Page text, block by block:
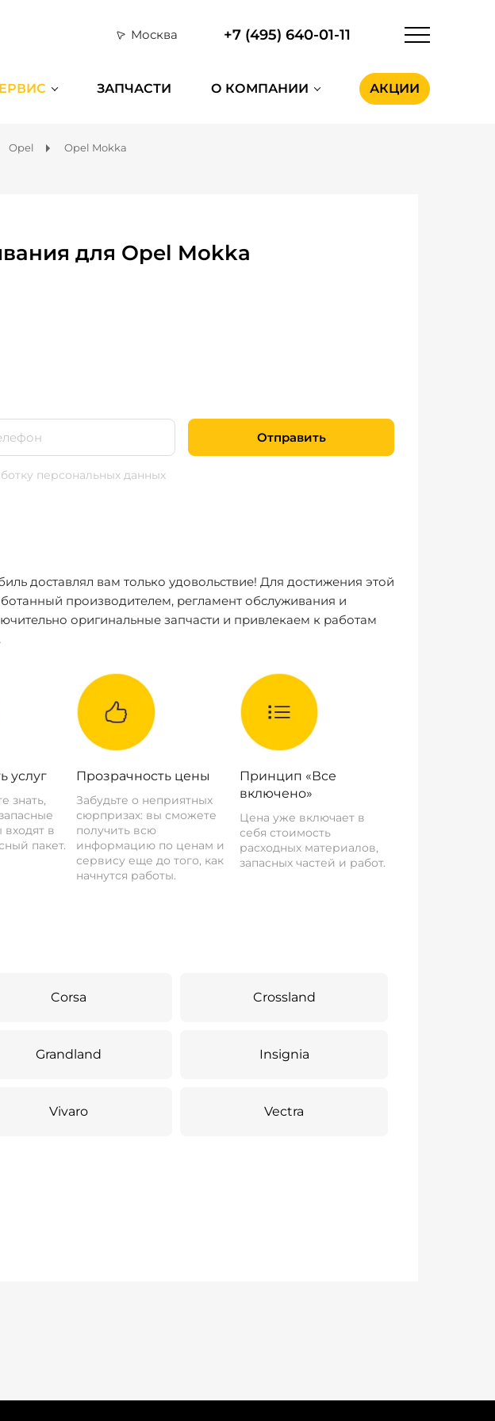
Москва +7 (495) 640-01-11
ЗАПЧАСТИ О КОМПАНИИ АКЦИИ
Opel Opel Mokka
для Opel Mokka
Отправить
персональных данных
доставлял вам только удовольствие! Для достижения этой
производителем, регламент обслуживания и
оригинальные запчасти и привлекаем к работам
услуг
знать,
входят в
пакет.
Прозрачность цены
Забудьте о неприятных
сюрпризах: вы сможете
получить всю
информацию по ценам и
сервису еще до того, как
начнутся работы.
Принцип «Все
включено»
Цена уже включает в
себя стоимость
расходных материалов,
запасных частей и работ.
Corsa Crossland
Grandland Insignia
Vivaro Vectra